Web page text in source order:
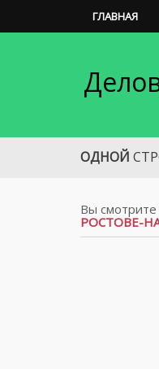
ГЛАВНАЯ
ОДНОЙ
Вы смотрите
РОСТОВЕ-